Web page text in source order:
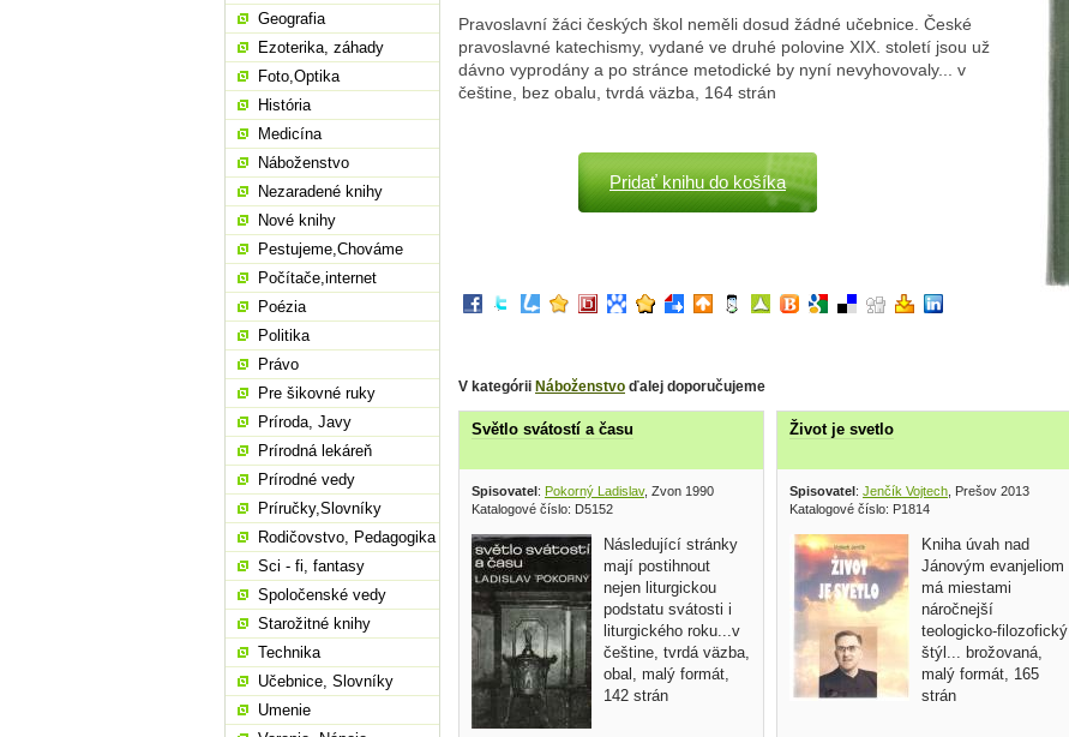
Pravoslavní žáci českých škol neměli dosud žádné učebnice. České
pravoslavné katechismy, vydané ve druhé polovine XIX. století jsou už
dávno vyprodány a po stránce metodické by nyní nevyhovovaly... v
češtine, bez obalu, tvrdá väzba, 164 strán
Pridať knihu do košíka
V kategórii Náboženstvo ďalej doporučujeme
Světlo svátostí a času
Spisovatel: Pokorný Ladislav, Zvon 1990
Katalogové číslo: D5152
Následující stránky
mají postihnout
nejen liturgickou
podstatu svátosti i
liturgického roku...v
češtine, tvrdá väzba,
obal, malý formát,
142 strán
Život je svetlo
Spisovatel: Jenčík Vojtech , Prešov 2013
Katalogové číslo: P1814
Kniha úvah nad
Jánovým evanjeliom
má miestami
náročnejší
teologicko-filozofický
štýl... brožovaná,
malý formát, 165
strán
Geografia
Ezoterika, záhady
Foto,Optika
História
Medicína
Náboženstvo
Nezaradené knihy
Nové knihy
Pestujeme,Chováme
Počítače,internet
Poézia
Politika
Právo
Pre šikovné ruky
Príroda, Javy
Prírodná lekáreň
Prírodné vedy
Príručky,Slovníky
Rodičovstvo, Pedagogika
Sci - fi, fantasy
Spoločenské vedy
Starožitné knihy
Technika
Učebnice, Slovníky
Umenie